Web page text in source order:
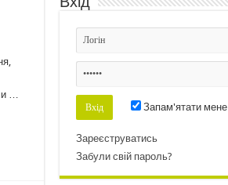
…
Запам'ятати мене
Зареєструватись
Забули свій пароль?